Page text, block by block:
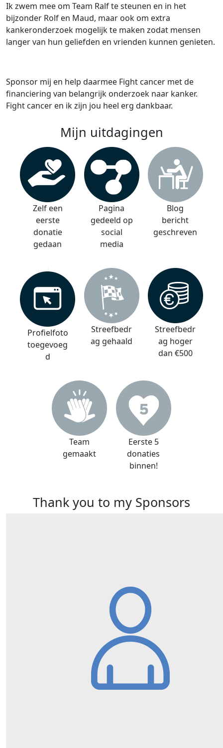
Ik zwem mee om Team Ralf te steunen en in het
bijzonder Rolf en Maud, maar ook om extra
kankeronderzoek mogelijk te maken zodat mensen
langer van hun geliefden en vrienden kunnen genieten.
Sponsor mij en help daarmee Fight cancer met de
financiering van belangrijk onderzoek naar kanker.
Fight cancer en ik zijn jou heel erg dankbaar.
Mijn uitdagingen
Zelf een
eerste
donatie
gedaan
Pagina
gedeeld op
social
media
Blog
bericht
geschreven
Profielfoto
toegevoeg
d
Streefbedr
ag gehaald
Streefbedr
ag hoger
dan €500
Team
gemaakt
Eerste 5
donaties
binnen!
Thank you to my Sponsors